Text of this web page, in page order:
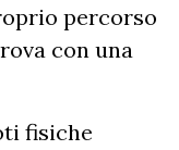
percorso
con una
fisiche